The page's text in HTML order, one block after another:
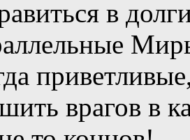
в
врагов в